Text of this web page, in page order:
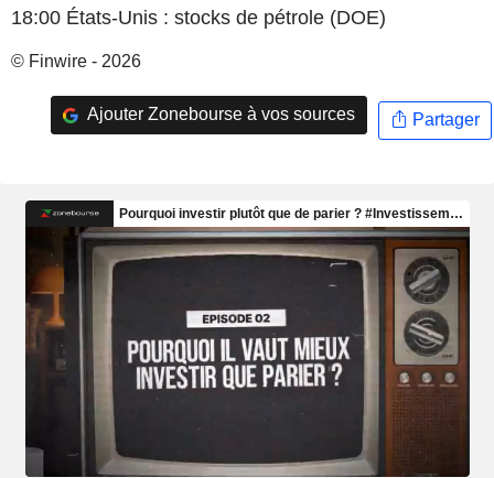
18:00 États-Unis : stocks de pétrole (DOE)
© Finwire - 2026
Ajouter Zonebourse à vos sources Partager